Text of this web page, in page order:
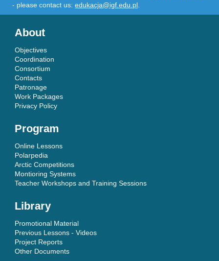
- please contact us: edukacja@igf.edu.pl
About
Objectives
Coordination
Consortium
Contacts
Patronage
Work Packages
Privacy Policy
Program
Online Lessons
Polarpedia
Arctic Competitions
Montioring Systems
Teacher Workshops and Training Sessions
Library
Promotional Material
Previous Lessons - Videos
Project Reports
Other Documents